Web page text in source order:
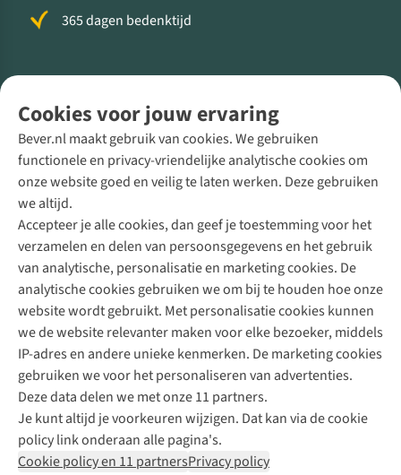
Cookies voor jouw ervaring
Bever.nl maakt gebruik van cookies. We gebruiken
functionele en privacy-vriendelijke analytische cookies om
onze website goed en veilig te laten werken. Deze gebruiken
we altijd.
Accepteer je alle cookies, dan geef je toestemming voor het
verzamelen en delen van persoonsgegevens en het gebruik
van analytische, personalisatie en marketing cookies. De
analytische cookies gebruiken we om bij te houden hoe onze
website wordt gebruikt. Met personalisatie cookies kunnen
we de website relevanter maken voor elke bezoeker, middels
IP-adres en andere unieke kenmerken. De marketing cookies
gebruiken we voor het personaliseren van advertenties.
Deze data delen we met onze 11 partners.
Je kunt altijd je voorkeuren wijzigen. Dat kan via de cookie
policy link onderaan alle pagina's.
Cookie policy en 11 partnersPrivacy policy
365 dagen bedenktijd
Direct advies van een Buitenexpert
+31 (0)85 888 50 88
+31 6 12 28 49 80
Contactformulier